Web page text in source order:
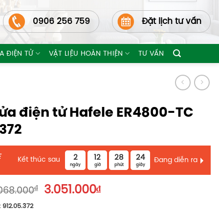
0906 256 759 Đặt lịch tư vấn
ĐIỆN TỬ VẬT LIỆU HOÀN THIỆN TƯ VẤN
điện tử Hafele ER4800-TC
Kết thúc sau 2
ngày
12
giờ
28
phút
22
giây
Đang diễn ra
₫
Giá
3.051.000₫Giá
912.05.372